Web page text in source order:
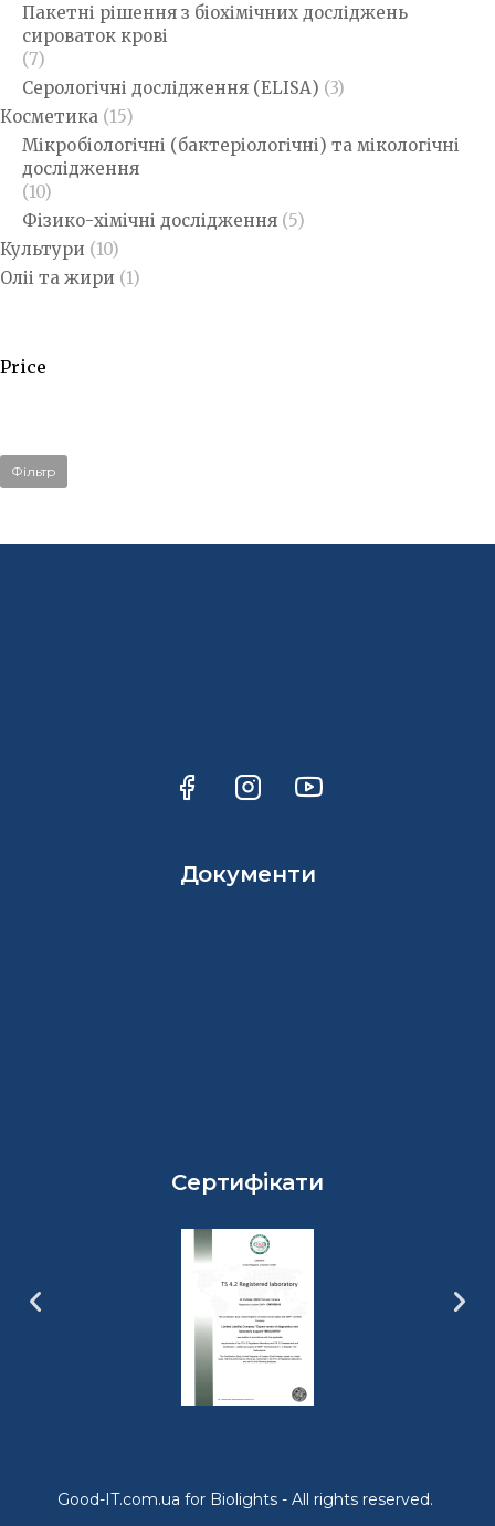
Пакетні рішення з біохімічних досліджень
сироваток крові
(7)
Серологічні дослідження (ELISA) (3)
Косметика (15)
Мікробіологічні (бактеріологічні) та мікологічні
дослідження
(10)
Фізико-хімічні дослідження (5)
Культури (10)
Оліі та жири (1)
Price
Фільтр
Документи
Сертифікати
Good-IT.com.ua for Biolights - All rights reserved.